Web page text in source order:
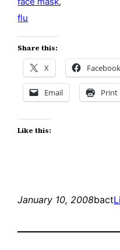
flu
Share this:
X Facebook
Email Print
Like this:
January 10, 2008bact